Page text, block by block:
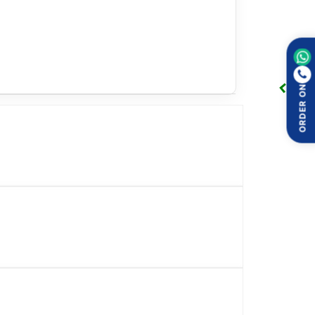
சூழலை பராமரிக்க உதவுகிறது.
ஆன்டி-டாண்ட்ரஃப் ஷாம்புவாக
பயன்படுத்தும்போது சுகமாக உணர
ORDER ON